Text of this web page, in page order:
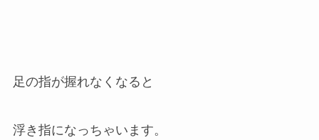
足の指が握れなくなると
浮き指になっちゃいます。